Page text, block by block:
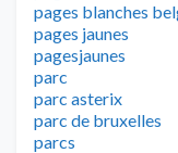
pages blanches
pages jaunes
pagesjaunes
parc
parc asterix
parc de bruxelles
parcs